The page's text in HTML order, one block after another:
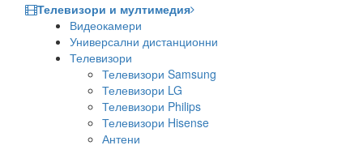
Телевизори и мултимедия
Видеокамери
Универсални дистанционни
Телевизори
Телевизори Samsung
Телевизори LG
Телевизори Philips
Телевизори Hisense
Антени